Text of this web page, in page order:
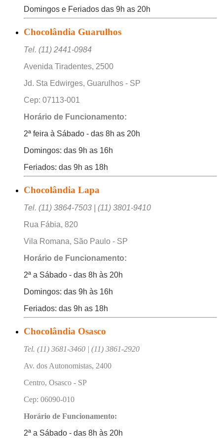
Domingos e Feriados das 9h as 20h
Chocolândia Guarulhos
Tel. (11) 2441-0984
Avenida Tiradentes, 2500
Jd. Sta Edwirges, Guarulhos - SP
Cep: 07113-001
Horário de Funcionamento:
2ª feira à Sábado - das 8h as 20h
Domingos: das 9h as 16h
Feriados: das 9h as 18h
Chocolândia Lapa
Tel. (11) 3864-7503 | (11) 3801-9410
Rua Fábia, 820
Vila Romana, São Paulo - SP
Horário de Funcionamento:
2ª a Sábado - das 8h às 20h
Domingos: das 9h às 16h
Feriados: das 9h as 18h
Chocolândia Osasco
Tel. (11) 3681-3460 | (11) 3861-2920
Av. dos Autonomistas, 2400
Centro, Osasco - SP
Cep: 06090-010
Horário de Funcionamento:
2ª a Sábado - das 8h às 20h